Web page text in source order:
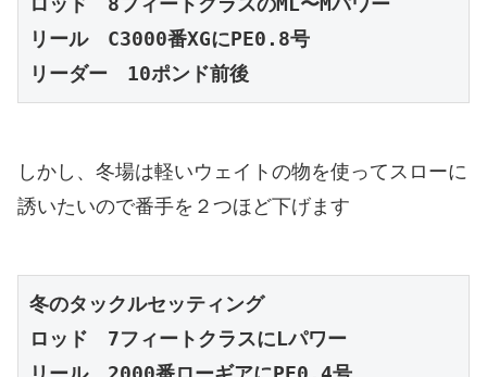
リール　C3000番XGにPE0.8号
リーダー　10ポンド前後
しかし、冬場は軽いウェイトの物を使ってスローに
誘いたいので番手を２つほど下げます
冬のタックルセッティング
ロッド　7フィートクラスにLパワー